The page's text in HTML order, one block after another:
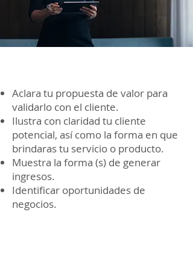
Aclara tu propuesta de valor para
validarlo con el cliente.
Ilustra con claridad tu cliente
potencial, así como la forma en que
brindaras tu servicio o producto.
Muestra la forma (s) de generar
ingresos.
Identificar oportunidades de
negocios.